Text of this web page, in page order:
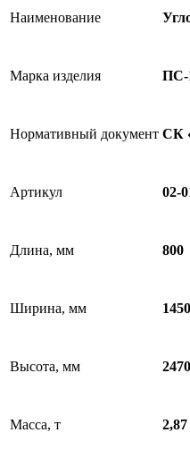
Наименование
Марка изделия ПС-
Нормативный документ СК
Артикул 02-
Длина, мм 800
Ширина, мм 1450
Высота, мм 2470
Масса, т 2,87